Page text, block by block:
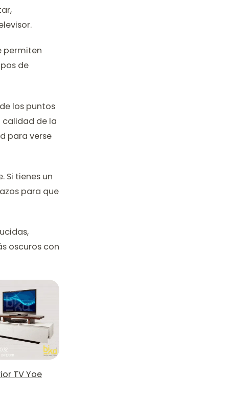
permiten
de
los puntos
calidad de la
para verse
Si tienes un
para que
oscuros con
TV Yoe